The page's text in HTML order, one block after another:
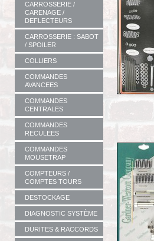
CARROSSERIE /
CARENAGE /
DEFLECTEURS
CARROSSERIE : SABOT
/ SPOILER
COLLIERS
COMMANDES
AVANCEES
COMMANDES
CENTRALES
COMMANDES
RECULEES
COMMANDES
MOUSETRAP
COMPTEURS /
COMPTES TOURS
DESTOCKAGE
DIAGNOSTIC SYSTÈME
DURITES & RACCORDS